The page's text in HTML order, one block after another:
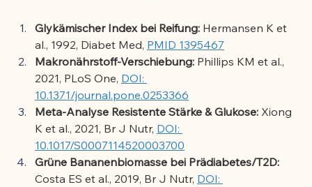
Glykämischer Index bei Reifung: Hermansen K et
al., 1992, Diabet Med, PMID 1395467
Makronährstoff-Verschiebung: Phillips KM et al.,
2021, PLoS One, DOI:
10.1371/journal.pone.0253366
Meta-Analyse Resistente Stärke & Glukose: Xiong
K et al., 2021, Br J Nutr, DOI:
10.1017/S0007114520003700
Grüne Bananenbiomasse bei Prädiabetes/T2D:
Costa ES et al., 2019, Br J Nutr, DOI: